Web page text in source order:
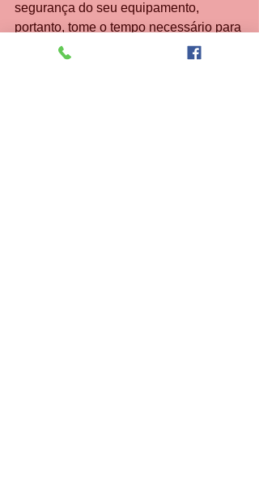
segurança do seu equipamento,
portanto, tome o tempo necessário para
fazer uma escolha adequada.